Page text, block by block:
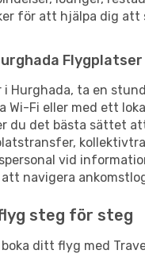
för att hjälpa dig att
Flygplatser
i Hurghada, ta en
Wi-Fi eller med ett
du det bästa sättet
vid
navigera
steg för steg
ditt flyg med